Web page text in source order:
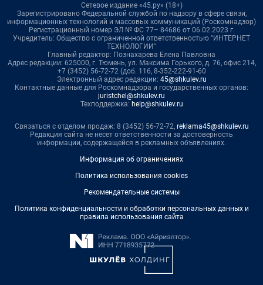
Сетевое издание «45.ру» (18+)
Зарегистрировано Федеральной службой по надзору в сфере связи,
информационных технологий и массовых коммуникаций (Роскомнадзор)
Регистрационный номер ЭЛ № ФС 77– 84686 от 06.02.2023 г.
Учредитель: Общество с ограниченной ответственностью "ИНТЕРНЕТ
ТЕХНОЛОГИИ"
Главный редактор: Познахарева Елена Павловна
Адрес редакции: 625000, г. Тюмень, ул. Максима Горького, д. 76, офис 214,
+7 (3452) 56-72-72 (доб. 116, 8-352-222-91-60
Электронный адрес редакции: 45@shkulev.ru
Контактные данные для Роскомнадзора и государственных органов:
juristchel@shkulev.ru
Техподдержка: help@shkulev.ru
Связаться с отделом продаж: 8 (3452) 56-72-72, reklama45@shkulev.ru
Редакция сайта не несет ответственности за достоверность
информации, содержащейся в рекламных объявлениях.
Информация об ограничениях
Политика использования cookies
Рекомендательные системы
Политика конфиденциальности и обработки персональных данных и
правила использования сайта